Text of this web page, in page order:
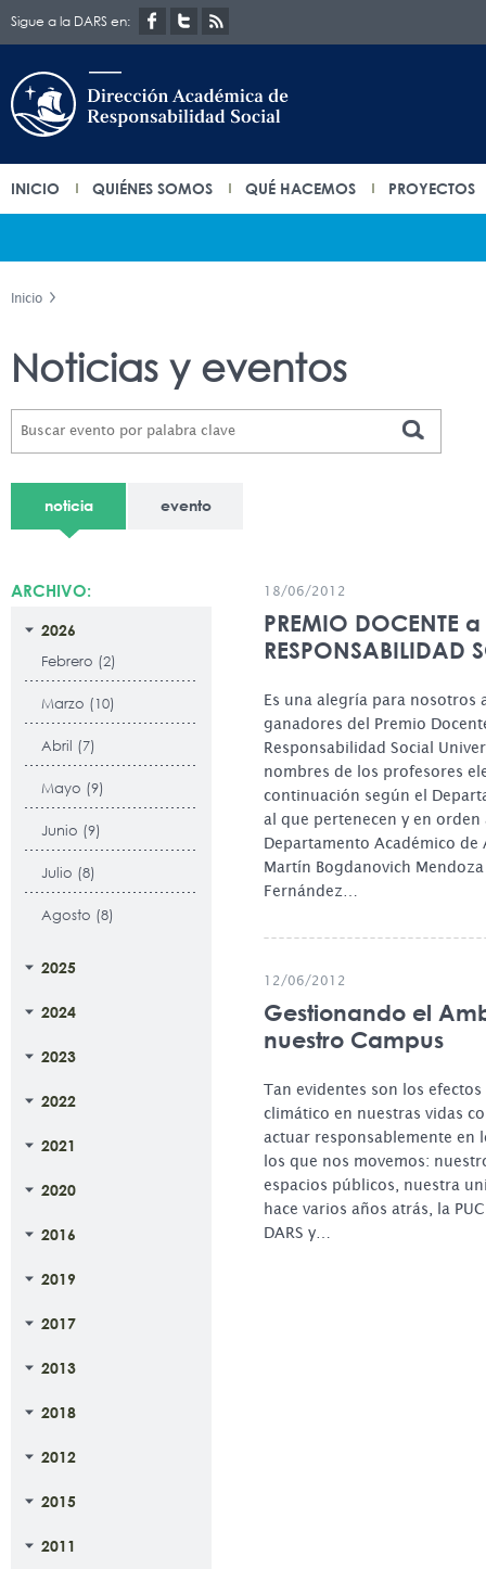
Sigue a la DARS en:
INICIO QUIÉNES SOMOS QUÉ HACEMOS PROYECTOS
Inicio
Noticias y eventos
noticia evento
ARCHIVO:
2026
Febrero (2)
Marzo (10)
Abril (7)
Mayo (9)
Junio (9)
Julio (8)
Agosto (8)
2025
2024
2023
2022
2021
2020
2016
2019
2017
2013
2018
2012
2015
2011
18/06/2012
PREMIO DOCENTE
RESPONSABILIDAD
Es una alegría para nosotros
ganadores del Premio
Responsabilidad Social
nombres de los profesores
continuación según el
al que pertenecen y en orden
Departamento Académico de
Martín Bogdanovich
Fernández…
12/06/2012
Gestionando el
nuestro Campus
Tan evidentes son los
climático en nuestras vidas
actuar responsablemente en
los que nos movemos:
espacios públicos, nuestra
hace varios años atrás, la
DARS y…